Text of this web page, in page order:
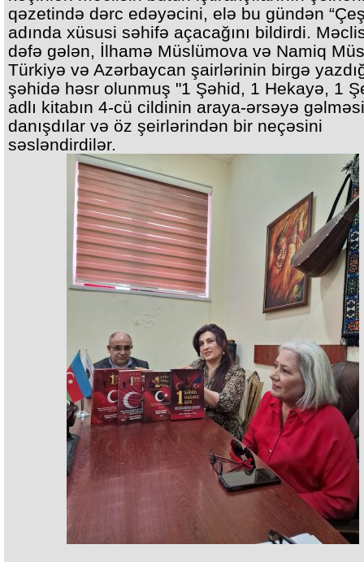
qəzetində dərc edəyəcini, elə bu gündən
adında xüsusi səhifə açacağını bildirdi.
dəfə gələn, İlhamə Müslümova və Namiq
Türkiyə və Azərbaycan şairlərinin birgə
şəhidə həsr olunmuş "1 Şəhid, 1 Hekayə, 1
adlı kitabın 4-cü cildinin araya-ərsəyə
danışdılar və öz şeirlərindən bir neçəsini
səsləndirdilər.